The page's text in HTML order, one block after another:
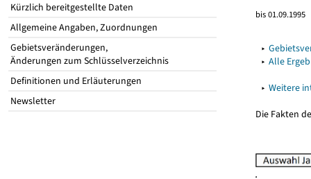
Kürzlich bereitgestellte Daten
Allgemeine Angaben, Zuordnungen
Gebietsveränderungen,
Änderungen zum Schlüsselverzeichnis
Definitionen und Erläuterungen
Newsletter
bis 01.09.1995
▸
▸ Alle
▸ Weitere
Die Fakten